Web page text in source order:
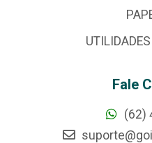
Fale
(62)